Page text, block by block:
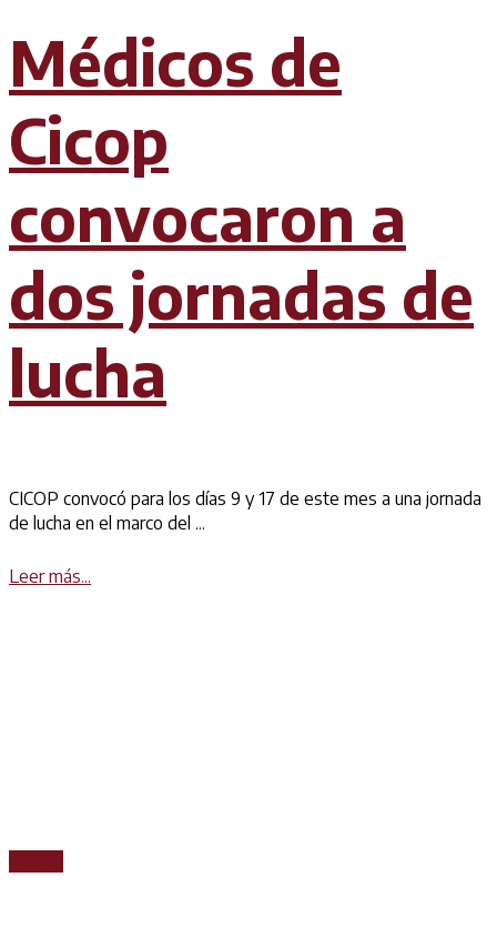
Médicos de
Cicop
convocaron a
dos jornadas de
lucha
CICOP convocó para los días 9 y 17 de este mes a una jornada
de lucha en el marco del ...
Leer más...